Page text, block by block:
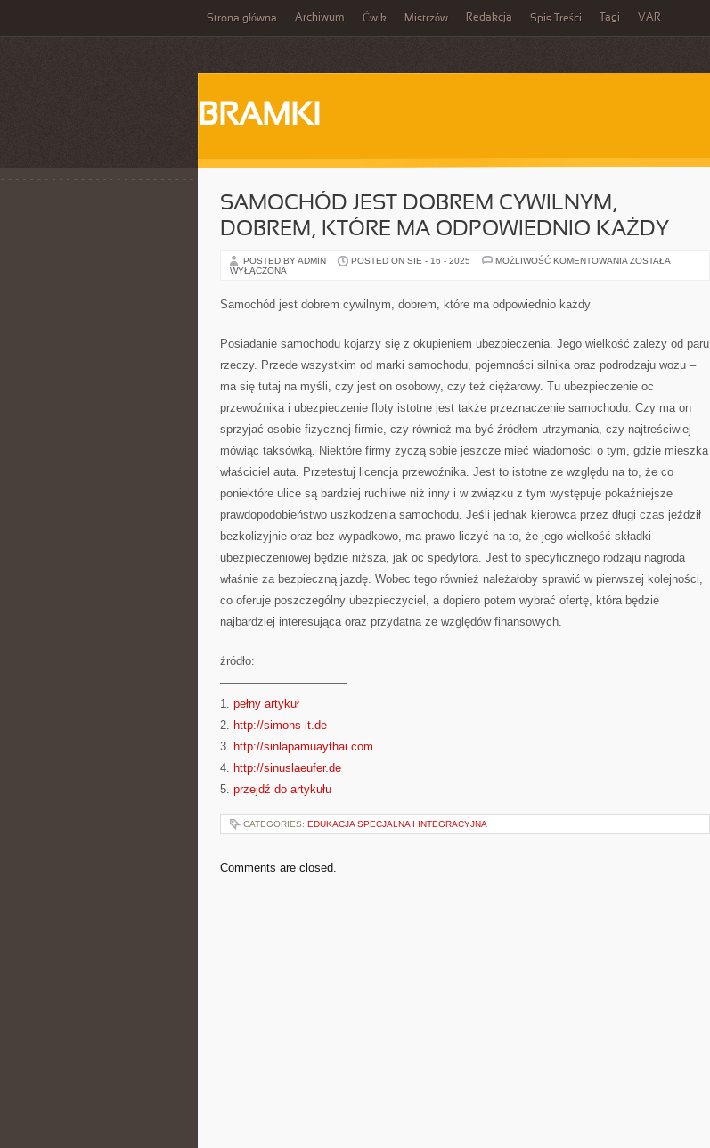
Strona główna Archiwum Ćwik Mistrzów Redakcja Spis Treści Tagi VAR
BRAMKI
SAMOCHÓD JEST DOBREM CYWILNYM,
DOBREM, KTÓRE MA ODPOWIEDNIO KAŻDY
POSTED BY ADMIN POSTED ON SIE - 16 - 2025 MOŻLIWOŚĆ KOMENTOWANIA SAMOCHÓD
KAŻDY
ZOSTAŁA
WYŁĄCZONA
Samochód jest dobrem cywilnym, dobrem, które ma odpowiednio każdy
Posiadanie samochodu kojarzy się z okupieniem ubezpieczenia. Jego wielkość zależy od paru
rzeczy. Przede wszystkim od marki samochodu, pojemności silnika oraz podrodzaju wozu –
ma się tutaj na myśli, czy jest on osobowy, czy też ciężarowy. Tu ubezpieczenie oc
przewoźnika i ubezpieczenie floty istotne jest także przeznaczenie samochodu. Czy ma on
sprzyjać osobie fizycznej firmie, czy również ma być źródłem utrzymania, czy najtreściwiej
mówiąc taksówką. Niektóre firmy życzą sobie jeszcze mieć wiadomości o tym, gdzie mieszka
właściciel auta. Przetestuj licencja przewoźnika. Jest to istotne ze względu na to, że co
poniektóre ulice są bardziej ruchliwe niż inny i w związku z tym występuje pokaźniejsze
prawdopodobieństwo uszkodzenia samochodu. Jeśli jednak kierowca przez długi czas jeździł
bezkolizyjnie oraz bez wypadkowo, ma prawo liczyć na to, że jego wielkość składki
ubezpieczeniowej będzie niższa, jak oc spedytora. Jest to specyficznego rodzaju nagroda
właśnie za bezpieczną jazdę. Wobec tego również należałoby sprawić w pierwszej kolejności,
co oferuje poszczególny ubezpieczyciel, a dopiero potem wybrać ofertę, która będzie
najbardziej interesująca oraz przydatna ze względów finansowych.
źródło:
———————————
1. pełny artykuł
2. http://simons-it.de
3. http://sinlapamuaythai.com
4. http://sinuslaeufer.de
5. przejdź do artykułu
CATEGORIES: EDUKACJA SPECJALNA I INTEGRACYJNA
Comments are closed.